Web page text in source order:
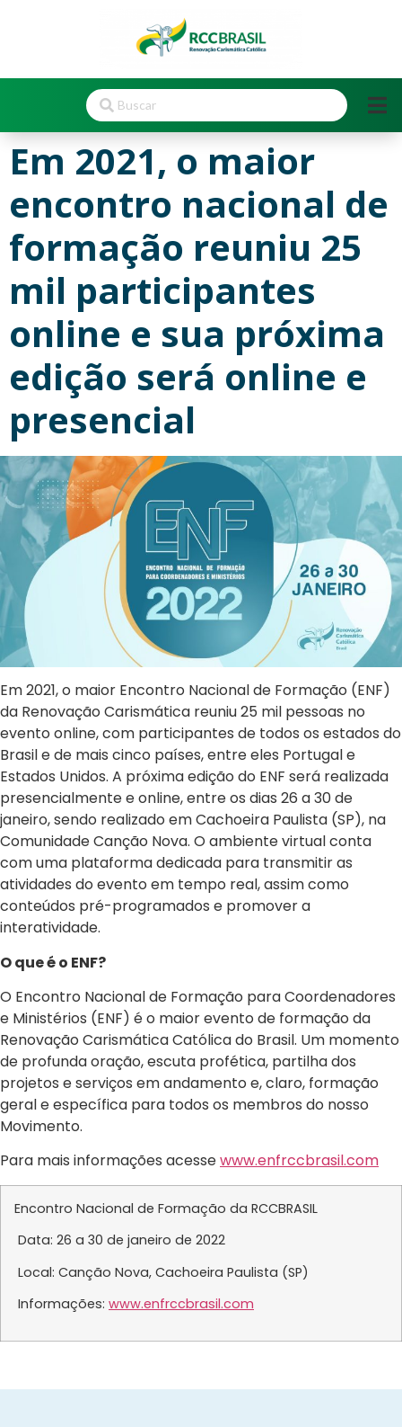
Em 2021, o maior
encontro nacional de
formação reuniu 25
mil participantes
online e sua próxima
edição será online e
presencial
Em 2021, o maior Encontro Nacional de Formação (ENF)
da Renovação Carismática reuniu 25 mil pessoas no
evento online, com participantes de todos os estados do
Brasil e de mais cinco países, entre eles Portugal e
Estados Unidos. A próxima edição do ENF será realizada
presencialmente e online, entre os dias 26 a 30 de
janeiro, sendo realizado em Cachoeira Paulista (SP), na
Comunidade Canção Nova. O ambiente virtual conta
com uma plataforma dedicada para transmitir as
atividades do evento em tempo real, assim como
conteúdos pré-programados e promover a
interatividade.
O que é o ENF?
O Encontro Nacional de Formação para Coordenadores
e Ministérios (ENF) é o maior evento de formação da
Renovação Carismática Católica do Brasil. Um momento
de profunda oração, escuta profética, partilha dos
projetos e serviços em andamento e, claro, formação
geral e específica para todos os membros do nosso
Movimento.
Para mais informações acessewww.enfrccbrasil.com
Encontro Nacional de Formação da RCCBRASIL
Data: 26 a 30 de janeiro de 2022
Local: Canção Nova, Cachoeira Paulista (SP)
Informações: www.enfrccbrasil.com